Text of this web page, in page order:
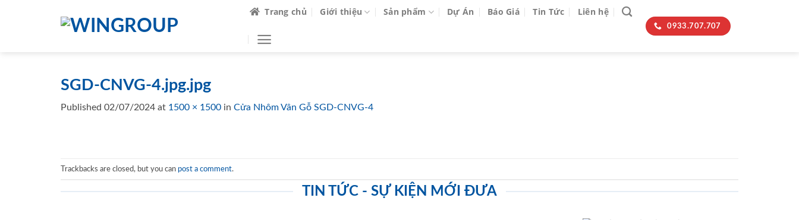
Trang chủ Giới thiệu Sản phẩm Dự Án Báo Giá Tin Tức Liên hệ
0933.707.707
SGD-CNVG-4.jpg.jpg
Published 02/07/2024 at 1500 × 1500 in Cửa Nhôm Vân Gỗ SGD-CNVG-4
Trackbacks are closed, but you can post a comment.
TIN TỨC - SỰ KIỆN MỚI ĐƯA